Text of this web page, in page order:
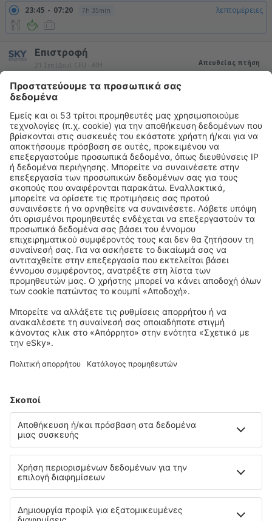
23:45 07:20 7h 35min λεπτομέρειες
Επιστροφή
21 Σεπ (Δευ) CFU - ATH Απευθείας πτήση
08:20 09:35 1h 15min
22:00 23:15 1h 15min
λεπτομέρειες
Συνολική τιμή για όλα τα εισιτήρια (χωρίς κόστος υπηρεσίας33 EUR
ανά επιβάτη)
Όροι κράτησης
περισσότερες ώρες
Τιμή κατ' άτομο σε δύο κατευθύνσεις:
261 EUR
1 Ελέγξτε
Αναχώρηση
10 Σεπ (Πέμ) ATH - CFU
23:45 07:20 7h 35min λεπτομέρειες
Επιστροφή
08:15
20:00 21:00
λεπτομέρειες
Συνολική τιμή για όλα τα εισιτήρια (χωρίς κόστος υπηρεσίας33EUR
Όροι κράτησης
περισσότερες ώρες